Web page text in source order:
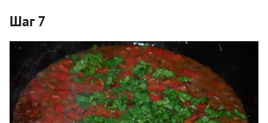
Шаг 7